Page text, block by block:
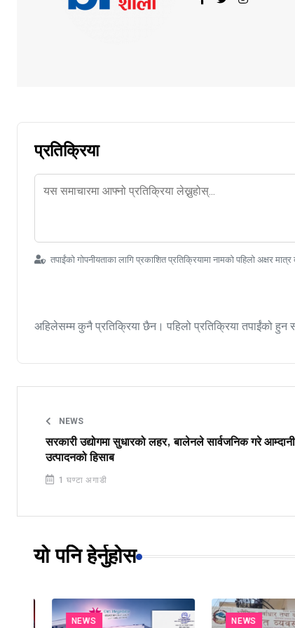
प्रतिक्रिया
तपाईंको गोपनीयताका लागि प्रकाशित प्रतिक्रियामा नामको पहिलो अक्षर
अहिलेसम्म कुनै प्रतिक्रिया छैन। पहिलो प्रतिक्रिया तपाईंको हुन
NEWS
सरकारी उद्योगमा सुधारको लहर, बालेनले सार्वजनिक गरे
उत्पादनको हिसाब
1 घण्टा अगाडी
यो पनि हेर्नुहोस
NEWS NEWS